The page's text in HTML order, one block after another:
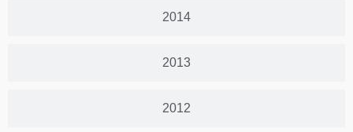
2014
2013
2012